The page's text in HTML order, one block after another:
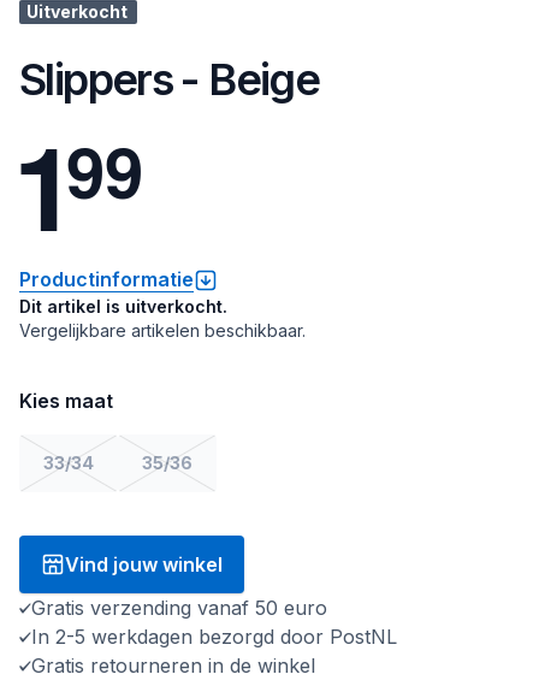
Uitverkocht
Slippers - Beige
199
Productinformatie
Dit artikel is uitverkocht.
Vergelijkbare artikelen beschikbaar.
Kies maat
33/34 35/36
Vind jouw winkel
Gratis verzending vanaf 50 euro
In 2-5 werkdagen bezorgd door PostNL
Gratis retourneren in de winkel